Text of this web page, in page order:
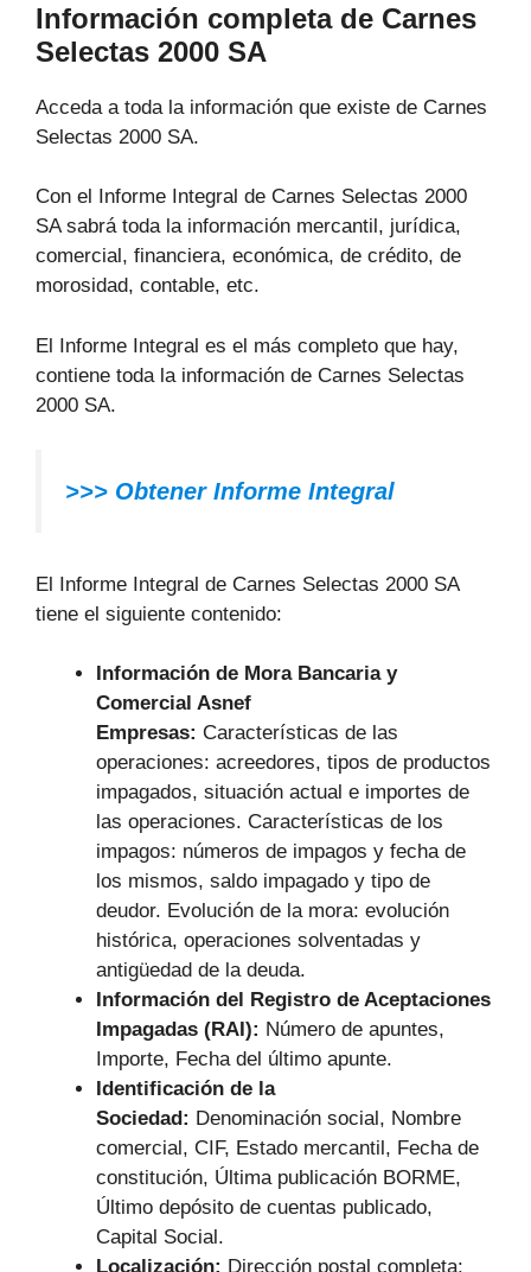
Información completa de Carnes
Selectas 2000 SA
Acceda a toda la información que existe de Carnes
Selectas 2000 SA.
Con el Informe Integral de Carnes Selectas 2000
SA sabrá toda la información mercantil, jurídica,
comercial, financiera, económica, de crédito, de
morosidad, contable, etc.
El Informe Integral es el más completo que hay,
contiene toda la información de Carnes Selectas
2000 SA.
>>> Obtener Informe Integral
El Informe Integral de Carnes Selectas 2000 SA
tiene el siguiente contenido:
Información de Mora Bancaria y
Comercial Asnef
Empresas: Características de las
operaciones: acreedores, tipos de productos
impagados, situación actual e importes de
las operaciones. Características de los
impagos: números de impagos y fecha de
los mismos, saldo impagado y tipo de
deudor. Evolución de la mora: evolución
histórica, operaciones solventadas y
antigüedad de la deuda.
Información del Registro de Aceptaciones
Impagadas (RAI): Número de apuntes,
Importe, Fecha del último apunte.
Identificación de la
Sociedad: Denominación social, Nombre
comercial, CIF, Estado mercantil, Fecha de
constitución, Última publicación BORME,
Último depósito de cuentas publicado,
Capital Social.
Localización: Dirección postal completa: